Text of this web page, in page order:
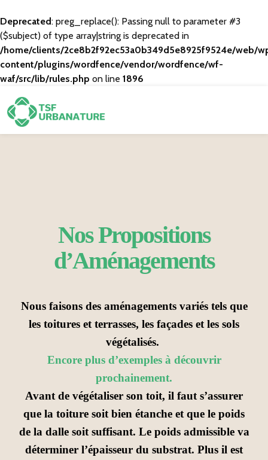
Deprecated: preg_replace(): Passing null to parameter #3
($subject) of type array|string is deprecated in
/home/clients/2ce8b2f92ec53a0b349d5e8925f9524e/web/
content/plugins/wordfence/vendor/wordfence/wf-
waf/src/lib/rules.php on line 1896
Nos Propositions
d’Aménagements
Nous faisons des aménagements variés tels que
les toitures et terrasses, les façades et les sols
végétalisés.
Encore plus d’exemples à découvrir
prochainement.
Avant de végétaliser son toit, il faut s’assurer
que la toiture soit bien étanche et que le poids
de la dalle soit suffisant. Le poids admissible va
déterminer l’épaisseur du substrat. Plus il est